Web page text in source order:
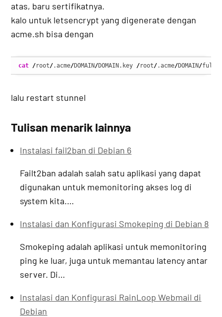
atas, baru sertifikatnya.
kalo untuk letsencrypt yang digenerate dengan
acme.sh bisa dengan
cat /root/.acme/DOMAIN/DOMAIN.key /root/.acme/DOMAIN/
lalu restart stunnel
Tulisan menarik lainnya
Instalasi fail2ban di Debian 6
Failt2ban adalah salah satu aplikasi yang dapat
digunakan untuk memonitoring akses log di
system kita.…
Instalasi dan Konfigurasi Smokeping di Debian 8
Smokeping adalah aplikasi untuk memonitoring
ping ke luar, juga untuk memantau latency antar
server. Di…
Instalasi dan Konfigurasi RainLoop Webmail di
Debian